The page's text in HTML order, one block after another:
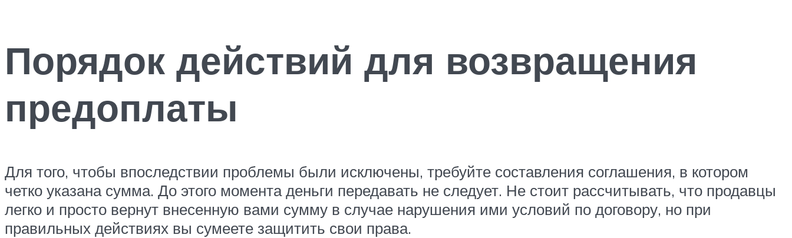
Порядок действий для возвращения
предоплаты
Для того, чтобы впоследствии проблемы были исключены, требуйте составления соглашения, в котором
четко указана сумма. До этого момента деньги передавать не следует. Не стоит рассчитывать, что продавцы
легко и просто вернут внесенную вами сумму в случае нарушения ими условий по договору, но при
правильных действиях вы сумеете защитить свои права.